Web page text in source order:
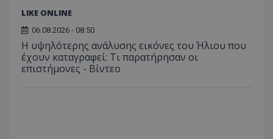
LIKE ONLINE
06.08.2026 - 08:50
Η υψηλότερης ανάλυσης εικόνες του Ήλιου που
έχουν καταγραφεί: Τι παρατήρησαν οι
επιστήμονες - Βίντεο